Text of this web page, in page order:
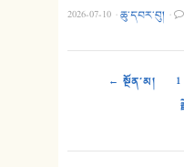
2026-07-10 ·ཆུ་དབར་བུ། ·
← སྔོན་མ། 1